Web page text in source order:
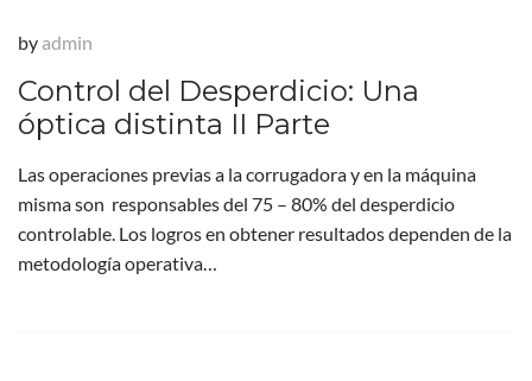
by admin
Control del Desperdicio: Una
óptica distinta II Parte
Las operaciones previas a la corrugadora y en la máquina
misma son responsables del 75 – 80% del desperdicio
controlable. Los logros en obtener resultados dependen de la
metodología operativa…